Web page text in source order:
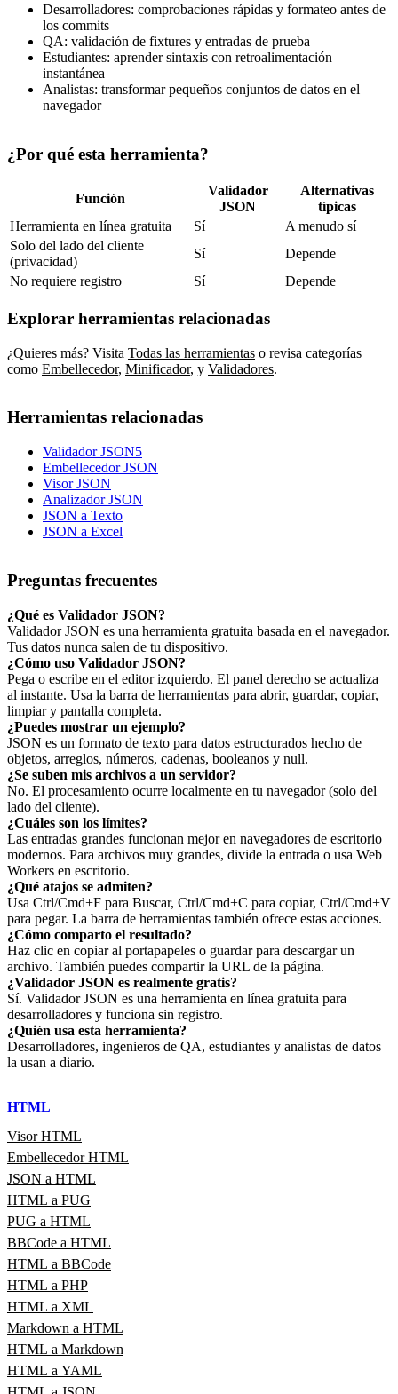
Desarrolladores: comprobaciones rápidas y formateo antes de
los commits
QA: validación de fixtures y entradas de prueba
Estudiantes: aprender sintaxis con retroalimentación
instantánea
Analistas: transformar pequeños conjuntos de datos en el
navegador
¿Por qué esta herramienta?
Función
Validador
JSON
Alternativas
típicas
Herramienta en línea gratuita
Sí
A menudo sí
Solo del lado del cliente
(privacidad)
Sí
Depende
No requiere registro
Sí Depende
Explorar herramientas relacionadas
¿Quieres más? Visita Todas las herramientas o revisa categorías
como Embellecedor, Minificador, y Validadores.
Herramientas relacionadas
Validador JSON5
Embellecedor JSON
Visor JSON
Analizador JSON
JSON a Texto
JSON a Excel
Preguntas frecuentes
¿Qué es Validador JSON?
Validador JSON es una herramienta gratuita basada en el navegador.
Tus datos nunca salen de tu dispositivo.
¿Cómo uso Validador JSON?
Pega o escribe en el editor izquierdo. El panel derecho se actualiza
al instante. Usa la barra de herramientas para abrir, guardar, copiar,
limpiar y pantalla completa.
¿Puedes mostrar un ejemplo?
JSON es un formato de texto para datos estructurados hecho de
objetos, arreglos, números, cadenas, booleanos y null.
¿Se suben mis archivos a un servidor?
No. El procesamiento ocurre localmente en tu navegador (solo del
lado del cliente).
¿Cuáles son los límites?
Las entradas grandes funcionan mejor en navegadores de escritorio
modernos. Para archivos muy grandes, divide la entrada o usa Web
Workers en escritorio.
¿Qué atajos se admiten?
Usa Ctrl/Cmd+F para Buscar, Ctrl/Cmd+C para copiar, Ctrl/Cmd+V
para pegar. La barra de herramientas también ofrece estas acciones.
¿Cómo comparto el resultado?
Haz clic en copiar al portapapeles o guardar para descargar un
archivo. También puedes compartir la URL de la página.
¿Validador JSON es realmente gratis?
Sí. Validador JSON es una herramienta en línea gratuita para
desarrolladores y funciona sin registro.
¿Quién usa esta herramienta?
Desarrolladores, ingenieros de QA, estudiantes y analistas de datos
la usan a diario.
HTML
Visor HTML
Embellecedor HTML
JSON a HTML
HTML a PUG
PUG a HTML
BBCode a HTML
HTML a BBCode
HTML a PHP
HTML a XML
Markdown a HTML
HTML a Markdown
HTML a YAML